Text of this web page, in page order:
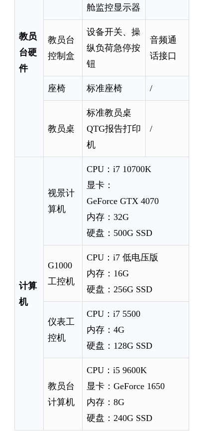
教员
台硬
件
舱监控显示器
教员台
控制盒
设备开关、操
纵负荷急停按
钮
音频通
话接口
座椅 标准座椅 /
教员桌
标准教员桌
QTG报告打印
机
/
计算
机
视景计
算机
CPU：i7 10700K
显卡：
GeForce GTX 4070
内存：32G
硬盘：500G SSD
G1000
工控机
CPU：i7 低电压版
内存：16G
硬盘：256G SSD
仪表工
控机
CPU：i7 5500
内存：4G
硬盘：128G SSD
教员台
计算机
CPU：i5 9600K
显卡：GeForce 1650
内存：8G
硬盘：240G SSD